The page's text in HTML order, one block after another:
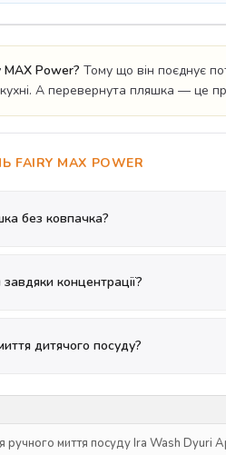
MAX Power? Тому що він поєднує
А перевернута пляшка — це
MAX POWER
без ковпачка?
концентрації?
дитячого посуду?
ручного миття посуду Ira Wash Dyuri